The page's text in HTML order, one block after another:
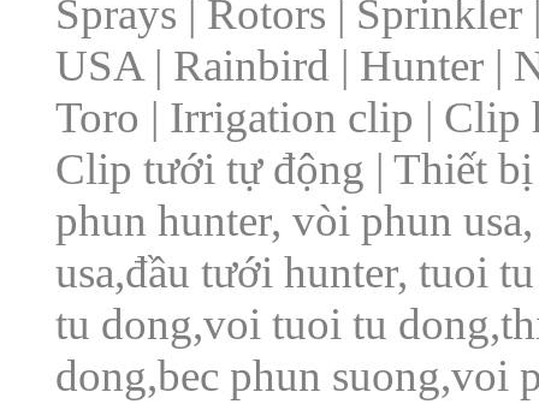
Sprays | Rotors |
USA | Rainbird | Hunter |
Toro | Irrigation clip | Clip
Clip tưới tự động | Thiết
phun hunter, vòi phun
usa,đầu tưới hunter, tuoi
tu dong,voi tuoi tu
dong,bec phun suong,voi